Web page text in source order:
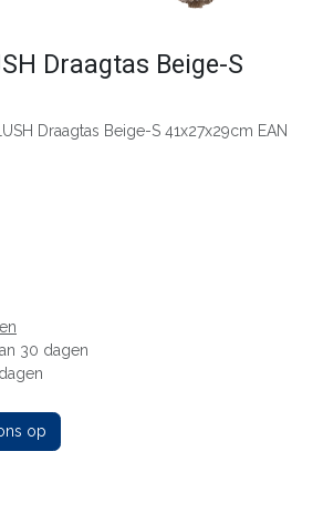
Draagtas Beige-S
Draagtas Beige-S 41x27x29cm EAN
30 dagen
op